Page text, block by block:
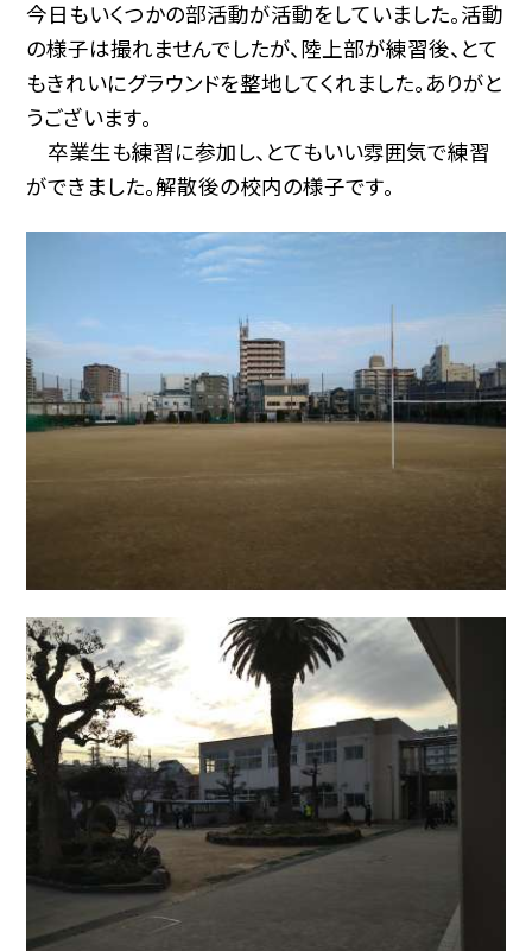
今日もいくつかの部活動が活動をしていました。活動
の様子は撮れませんでしたが、陸上部が練習後、とて
もきれいにグラウンドを整地してくれました。ありがと
うございます。
卒業生も練習に参加し、とてもいい雰囲気で練習
ができました。解散後の校内の様子です。